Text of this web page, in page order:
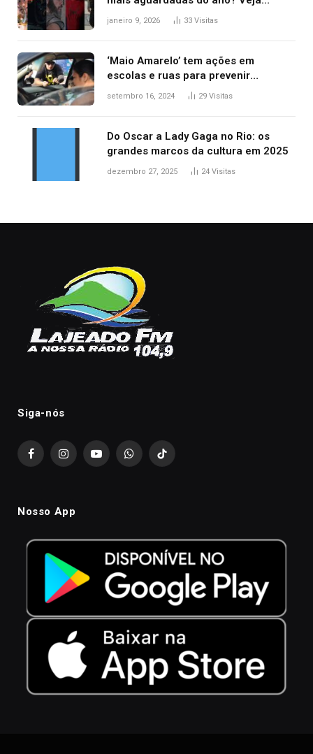
principais lançamentos do cinema
janeiro 9, 2026 33 Visitas
‘Maio Amarelo’ tem ações em
escolas e ruas para prevenir
acidentes no trânsito no AP
setembro 16, 2024 29 Visitas
Do Oscar a Lady Gaga no Rio: os
grandes marcos da cultura em 2025
dezembro 27, 2025 24 Visitas
Siga-nós
FacebookInstagramYouTubeWhatsAppTikTok
Nosso App